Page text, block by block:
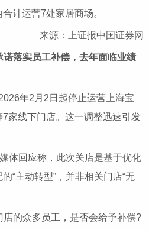
计运营7处家居商场。
来源：上证报中国证券网
落实员工补偿，去年面临业绩
年2月2日起停止运营上海宝
家线下门店。这一调整迅速引发
回应称，此次关店是基于优化
“主动转型”，并非相关门店“无
的众多员工，是否会给予补偿?